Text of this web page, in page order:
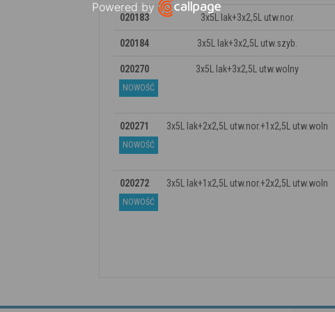
020183 3x5L lak+3x2,5L utw.nor.
020184 3x5L lak+3x2,5L utw.szyb.
020270
NOWOŚĆ
3x5L lak+3x2,5L utw.wolny
020271
NOWOŚĆ
3x5L lak+2x2,5L utw.nor.+1x2,5L utw.woln
020272
NOWOŚĆ
3x5L lak+1x2,5L utw.nor.+2x2,5L utw.woln
Powered by
Open link in new window